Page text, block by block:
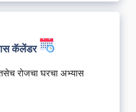
कॅलेंडर
रोजचा घरचा अभ्यास